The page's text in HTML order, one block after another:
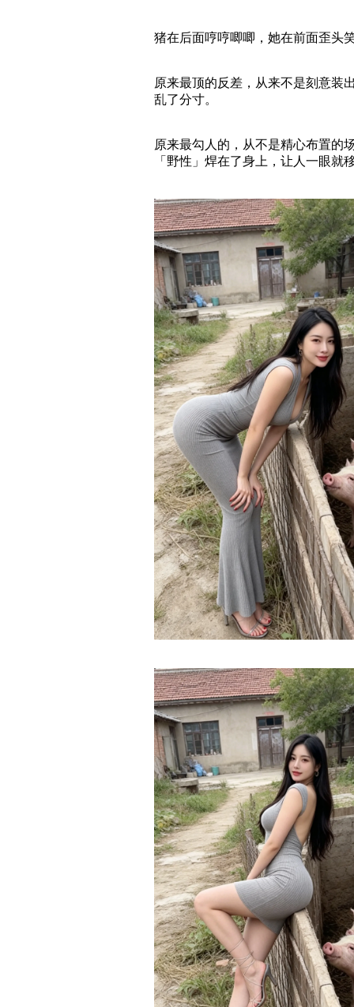
猪在后面哼哼唧唧，她在前面歪头
原来最顶的反差，从来不是刻意装
乱了分寸。
原来最勾人的，从不是精心布置的
「野性」焊在了身上，让人一眼就